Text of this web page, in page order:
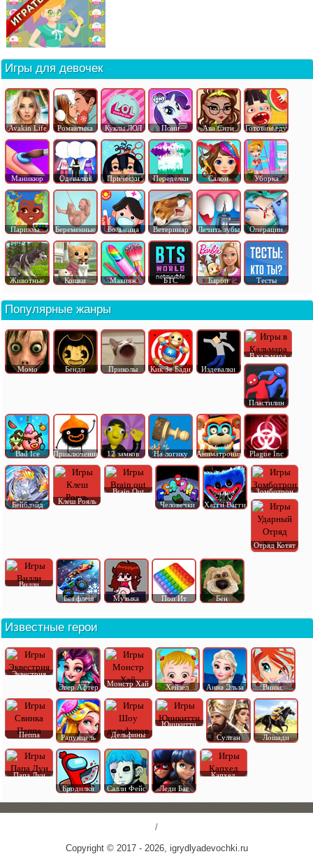
Игры для девочек
Avakin Life Романтика Куклы ЛОЛ Пони Ава Сити Готовим еду
Маникюр Одевалки Прически Переделки Салон Уборка
Парикма.. Беременные Больница Ветеринар Лечить зубы Операции
Животные Кошки Макияж БТС Барби Тесты
Популярные жанры
Момо Бенди Приколы Кик Зе Бади Издевалки
В кальмара
Пластилин
Bad Ice Приключения 12 замков На логику Аниматроник Plague Inc
Бейблэйд Клеш Рояль
Brain Out
Человечки
Хагги Вагги
Зомботрон
Отряд Котят
Вилли
Без флеш
Музыка Поп Ит Бен
Известные герои
Эквестрия
Эвер Афтер
Монстр Хай Хейзел Анна Эльза Винкс
Пеппа Рапунцель Дельфины
Юникитти
Султан
Лошади
Папа Луи
Бродилки
Салли Фейс Леди Баг
Капхед
/
Copyright © 2017 - 2026, igrydlyadevochki.ru